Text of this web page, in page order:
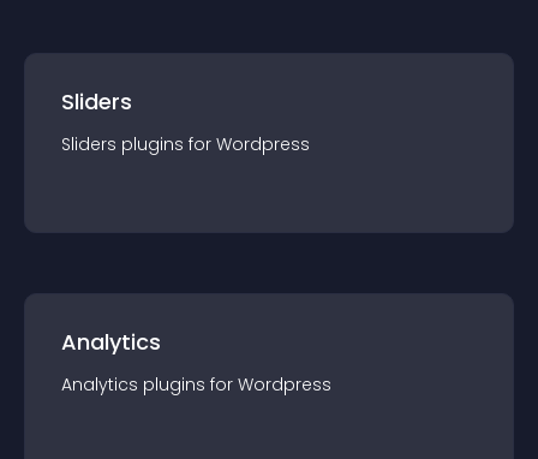
Sliders
Sliders plugins for Wordpress
Analytics
Analytics plugins for Wordpress